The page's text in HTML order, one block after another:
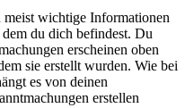
meist wichtige Informationen
du dich befindest. Du
erscheinen oben
sie erstellt wurden. Wie bei
es von deinen
erstellen